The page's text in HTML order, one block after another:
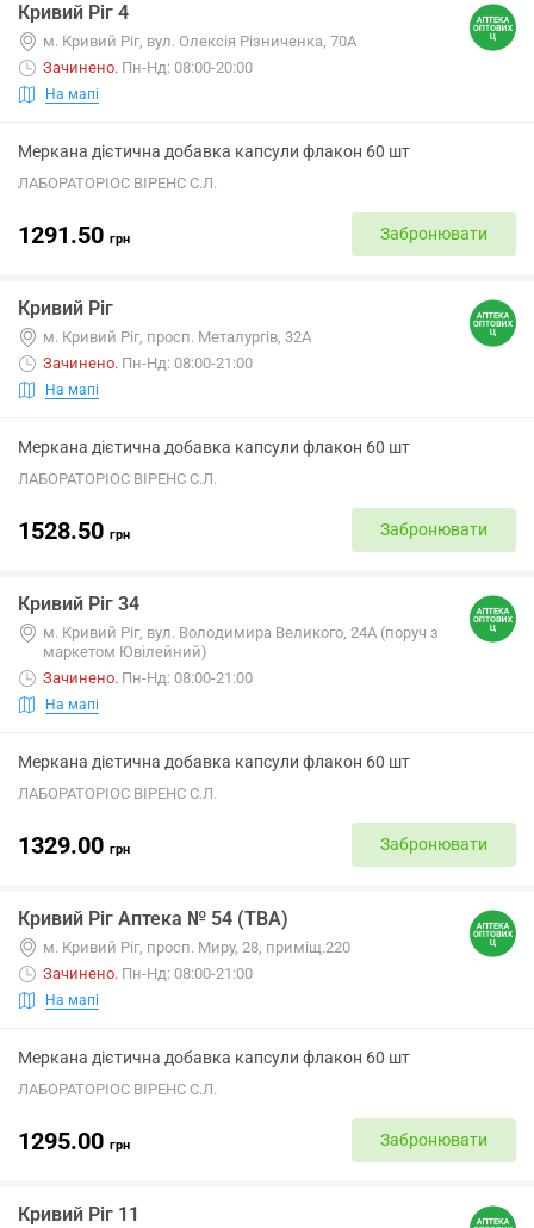
Кривий Ріг 4
м. Кривий Ріг, вул. Олексія Різниченка, 70А
Зачинено. Пн-Нд: 08:00-20:00
На мапі
Меркана дієтична добавка капсули флакон 60 шт
ЛАБОРАТОРІОС ВІРЕНС С.Л.
1291.50 грн Забронювати
Кривий Ріг
м. Кривий Ріг, просп. Металургів, 32А
Зачинено. Пн-Нд: 08:00-21:00
На мапі
Меркана дієтична добавка капсули флакон 60 шт
ЛАБОРАТОРІОС ВІРЕНС С.Л.
1528.50 грн Забронювати
Кривий Ріг 34
м. Кривий Ріг, вул. Володимира Великого, 24А (поруч з
маркетом Ювілейний)
Зачинено. Пн-Нд: 08:00-21:00
На мапі
Меркана дієтична добавка капсули флакон 60 шт
ЛАБОРАТОРІОС ВІРЕНС С.Л.
1329.00 грн Забронювати
Кривий Ріг Аптека № 54 (ТВА)
м. Кривий Ріг, просп. Миру, 28, приміщ.220
Зачинено. Пн-Нд: 08:00-21:00
На мапі
Меркана дієтична добавка капсули флакон 60 шт
ЛАБОРАТОРІОС ВІРЕНС С.Л.
1295.00 грн Забронювати
Кривий Ріг 11